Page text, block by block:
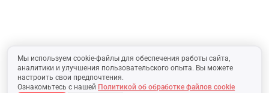
Мы используем cookie-файлы для обеспечения работы сайта,
аналитики и улучшения пользовательского опыта. Вы можете
настроить свои предпочтения.
Ознакомьтесь с нашей Политикой об обработке файлов cookie